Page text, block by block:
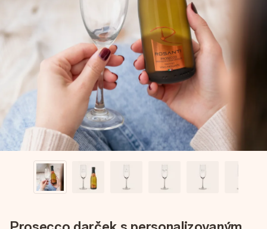
Kartička s venovaním zdarma
Vytvorte niečo výnimočné v pár jednoduchých krokoch – s
jej menom, vašou fotografiou alebo odkazom, ktorý naozaj
zahreje pri srdci. Žiadne zbytočnosti, len veľa lásky pre ten
pravý moment.